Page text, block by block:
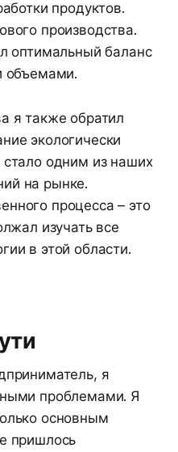
продуктов.
производства.
оптимальный баланс
объемами.
я также обратил
экологически
одним из наших
на рынке.
процесса – это
изучать все
в этой области.
я
проблемами. Я
основным
пришлось